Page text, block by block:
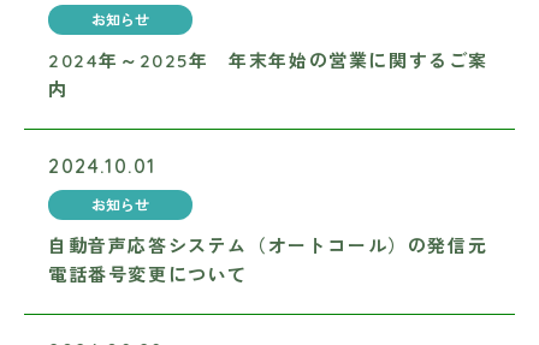
お知らせ
2024年～2025年 年末年始の営業に関するご案
内
2024.10.01
お知らせ
自動音声応答システム（オートコール）の発信元
電話番号変更について